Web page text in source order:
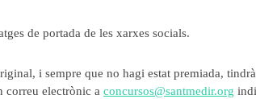
de portada de les xarxes socials.
i sempre que no hagi estat premiada,
correu electrònic a concursos@santmedir.org